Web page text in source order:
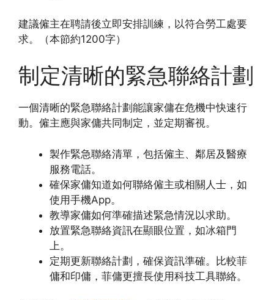
建議僱主在聘請後立即安排訓練，以符合勞工處要
求。（本節約1200字）
制定清晰的緊急聯絡計劃
一個清晰的緊急聯絡計劃能讓家傭在危機中快速行
動。僱主應與家傭共同制定，並定期審視。
製作緊急聯絡清單，包括僱主、鄰居及醫療
服務電話。
確保家傭知道如何聯絡僱主或相關人士，如
使用手機App。
教導家傭如何準確描述緊急情況以求助。
放置緊急聯絡資訊在顯眼位置，如冰箱門
上。
定期更新聯絡計劃，確保資訊準確。比較菲
傭和印傭，菲傭更擅長使用科技工具聯絡。